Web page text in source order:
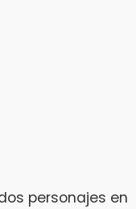
personajes en